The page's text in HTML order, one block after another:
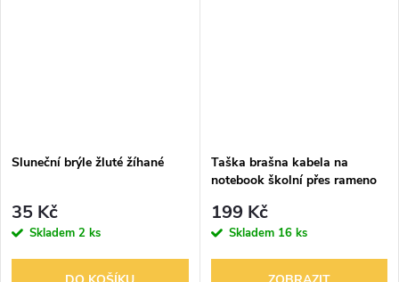
Sluneční brýle žluté žíhané
35 Kč
Skladem 2 ks
Taška brašna kabela na
notebook školní přes rameno
199 Kč
Skladem 16 ks